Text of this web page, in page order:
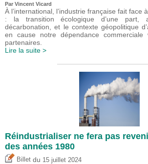
Par Vincent Vicard
À l’international, l’industrie française fait face
: la transition écologique d’une part,
décarbonation, et le contexte géopolitique
en cause notre dépendance commerciale
partenaires.
Lire la suite >
Réindustrialiser ne fera pas
des années 1980
Billet du 15 juillet 2024